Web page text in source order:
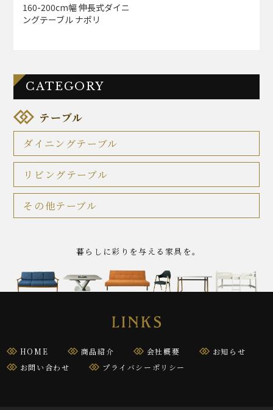
CATEGORY
テーブル
ダイニングテーブル
リビングテーブル
その他テーブル
160-200cm幅 伸長式ダイニ
ングテーブル ナポリ
暮らしに彩りを与える家具を｡
HOME 商品紹介 会社概要
お知らせ
お問い合わせ
プライバシーポリシー